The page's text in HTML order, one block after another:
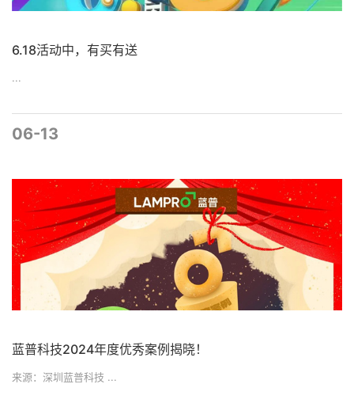
6.18活动中，有买有送
...
06-13
蓝普科技2024年度优秀案例揭晓！
来源：深圳蓝普科技 ...